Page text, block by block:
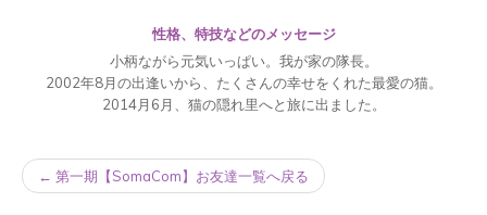
性格、特技などのメッセージ
小柄ながら元気いっぱい。我が家の隊長。
2002年8月の出逢いから、たくさんの幸せをくれた最愛の猫。
2014月6月、猫の隠れ里へと旅に出ました。
← 第一期【SomaCom】お友達一覧へ戻る